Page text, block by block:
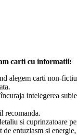
carti cu informatii:
alegem carti non-
intelegerea
recomanda.
si cuprinzatoare
entuziasm si